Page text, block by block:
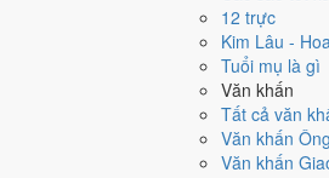
12 trực
Kim Lâu -
Tuổi mụ là gì
Văn khấn
Tất cả văn
Văn khấn
Văn khấn
Cách tính ngày tốt
Khai trương - mở
Xấu
Khai trương - mở cửa
Cách tính ngày tốt
Ký hợp đồng - giao